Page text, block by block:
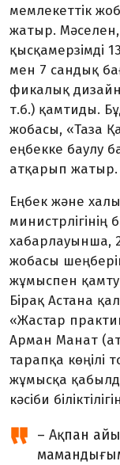
мемлекеттік
жатыр. Мәселен,
қысқамерзімді
мен 7 сандық
фикалық
т.б.) қамтиды.
жобасы, «Таза
еңбекке баулу
атқарып жатыр.
Еңбек және
министрлігінің
хабарлауынша,
жобасы
жұмыспен
Бірақ Астана
«Жастар
Арман Манат
тарапқа
жұмысқа
кәсіби
– Ақпан